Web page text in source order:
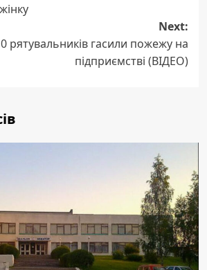
Next:
рятувальників гасили пожежу на
підприємстві (ВІДЕО)